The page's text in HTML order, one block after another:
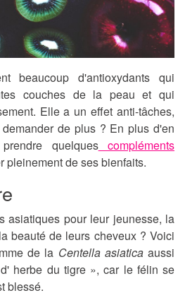
beaucoup d'antioxydants qui
couches de la peau et qui
Elle a un effet anti-tâches,
de plus ? En plus d'en
quelquescompléments
pleinement de ses bienfaits.
asiatiques pour leur jeunesse, la
beauté de leurs cheveux ? Voici
de la Centella asiaticaaussi
herbe du tigre », car le félin se
blessé.